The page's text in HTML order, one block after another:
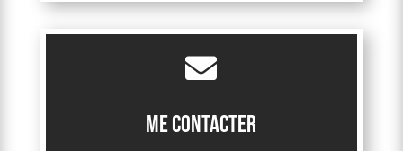

Me contacter